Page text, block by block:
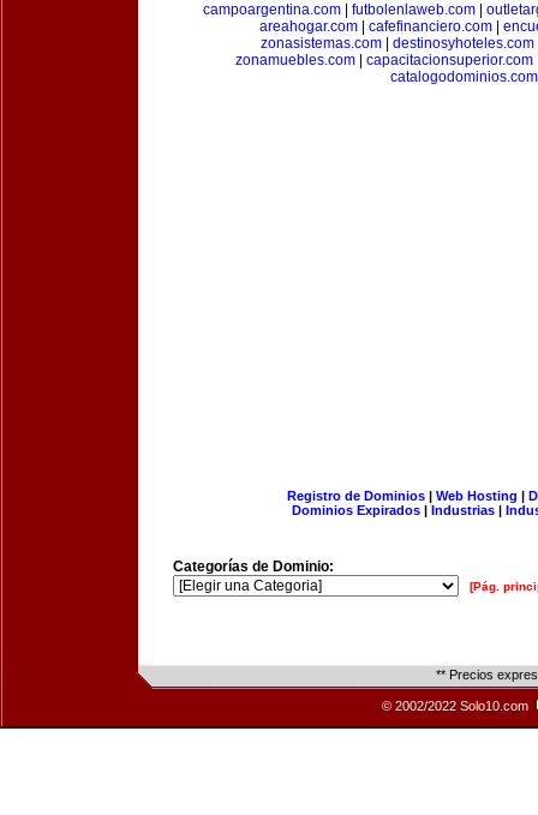
campoargentina.com| futbolenlaweb.com|
areahogar.com| cafefinanciero.com|
zonasistemas.com| destinosyhoteles.com
zonamuebles.com| capacitacionsuperior.com
catalogodominios.com
Registro de Dominios| Web Hosting |
Dominios Expirados | Industrias |
Categorías de Dominio:
[Pág.
** Precios
© 2002/2022 Solo10.com